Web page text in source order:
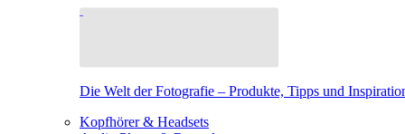
Die Welt der Fotografie – Produkte, Tipps und
Kopfhörer & Headsets